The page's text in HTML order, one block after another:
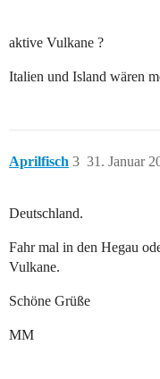
aktive Vulkane ?
Italien und Island wären
Aprilfisch 31. Januar
3
Deutschland.
Fahr mal in den Hegau
Vulkane.
Schöne Grüße
MM